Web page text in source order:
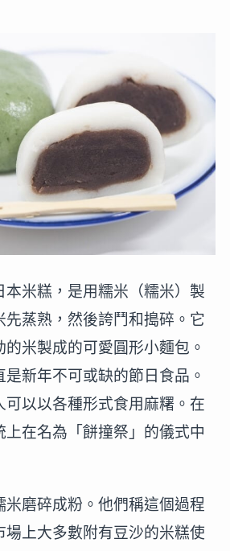
本米糕，是用糯米（糯米）製
先蒸熟，然後誇鬥和搗碎。它
米製成的可愛圓形小麵包。
新年不可或缺的節日食品。
可以以各種形式食用麻糬。在
上在名為「餅撞祭」的儀式中
米磨碎成粉。他們稱這個過程
場上大多數附有豆沙的米糕使